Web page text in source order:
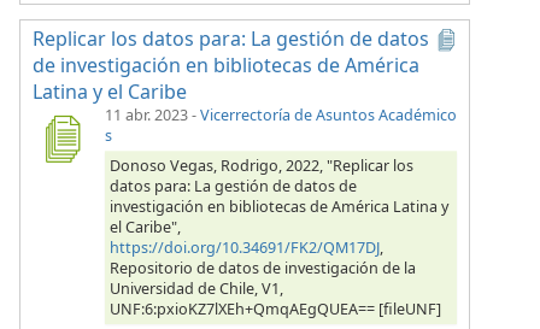
Replicar los datos para: La gestión de datos
de investigación en bibliotecas de América
Latina y el Caribe
11 abr. 2023-Vicerrectoría de Asuntos Académico
s
Donoso Vegas, Rodrigo, 2022, "Replicar los
datos para: La gestión de datos de
investigación en bibliotecas de América Latina y
el Caribe",
https://doi.org/10.34691/FK2/QM17DJ,
Repositorio de datos de investigación de la
Universidad de Chile, V1,
UNF:6:pxioKZ7lXEh+QmqAEgQUEA== [fileUNF]